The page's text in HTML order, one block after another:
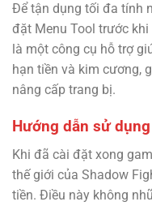
Để tận dụng tối đa tính
đặt Menu Tool trước
là một công cụ hỗ trợ
hạn tiền và kim cương,
nâng cấp trang bị.
Hướng dẫn sử
Khi đã cài đặt xong
thế giới của Shadow
tiền. Điều này không